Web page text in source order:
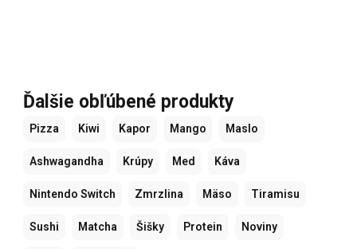
Ďalšie obľúbené produkty
Pizza Kiwi Kapor Mango Maslo
Ashwagandha Krúpy Med Káva
Nintendo Switch Zmrzlina Mäso Tiramisu
Sushi Matcha Šišky Protein Noviny